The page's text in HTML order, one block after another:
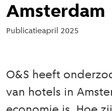
Amsterdam
Publicatieapril 2025
O&S heeft
van hotels in